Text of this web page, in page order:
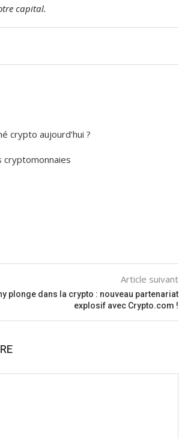
capital.
crypto aujourd’hui ?
cryptomonnaies
Article suivant
plonge dans la crypto : nouveau partenariat
explosif avec Crypto.com !